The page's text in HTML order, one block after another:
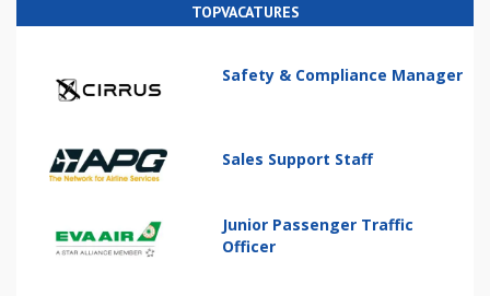
TOPVACATURES
Safety & Compliance Manager
Sales Support Staff
Junior Passenger Traffic
Officer